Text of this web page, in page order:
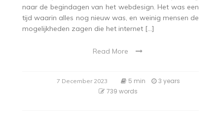
naar de begindagen van het webdesign. Het was een
tijd waarin alles nog nieuw was, en weinig mensen de
mogelijkheden zagen die het internet […]
Read More
7 December 2023 5 min
3 years
739 words